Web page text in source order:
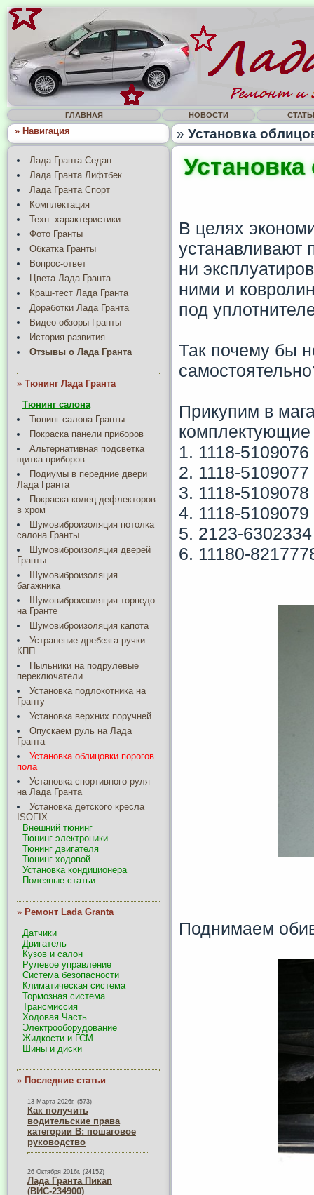
ГЛАВНАЯ НОВОСТИ
» Навигация » Установка
Лада Гранта Седан
Лада Гранта Лифтбек
Лада Гранта Спорт
Комплектация
Техн. характеристики
Фото Гранты
Обкатка Гранты
Вопрос-ответ
Цвета Лада Гранта
Краш-тест Лада Гранта
Доработки Лада Гранта
Видео-обзоры Гранты
История развития
Отзывы о Лада Гранта
» Тюнинг Лада Гранта
Тюнинг салона
Тюнинг салона Гранты
Покраска панели приборов
Альтернативная подсветка
щитка приборов
Подиумы в передние двери
Лада Гранта
Покраска колец дефлекторов
в хром
Шумовиброизоляция потолка
салона Гранты
Шумовиброизоляция дверей
Гранты
Шумовиброизоляция
багажника
Шумовиброизоляция торпедо
на Гранте
Шумовиброизоляция капота
Устранение дребезга ручки
КПП
Пыльники на подрулевые
переключатели
Установка подлокотника на
Гранту
Установка верхних поручней
Опускаем руль на Лада
Гранта
Установка облицовки порогов
пола
Установка спортивного руля
на Лада Гранта
Установка детского кресла
ISOFIX
Внешний тюнинг
Тюнинг электроники
Тюнинг двигателя
Тюнинг ходовой
Установка кондиционера
Полезные статьи
» Ремонт Lada Granta
Датчики
Двигатель
Кузов и салон
Рулевое управление
Система безопасности
Климатическая система
Тормозная система
Трансмиссия
Ходовая Часть
Электрооборудование
Жидкости и ГСМ
Шины и диски
» Последние статьи
13 Марта 2026г. (573)
Как получить
водительские права
категории B: пошаговое
руководство
26 Октября 2016г. (24152)
Лада Гранта Пикап
(ВИС-234900)
В целях
устанавливают
ни
ними и
под
Так почему бы
Прикупим в
1. 1118-
2. 1118-
3. 1118-
4. 1118-
5. 2123-
6. 11180-
Поднимаем